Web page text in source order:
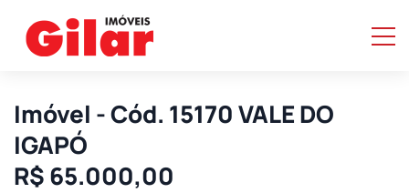
Imóvel - Cód. 15170 VALE DO
IGAPÓ
R$ 65.000,00